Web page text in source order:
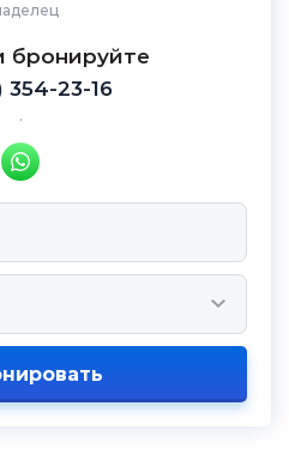
бронируйте
354-23-16
.